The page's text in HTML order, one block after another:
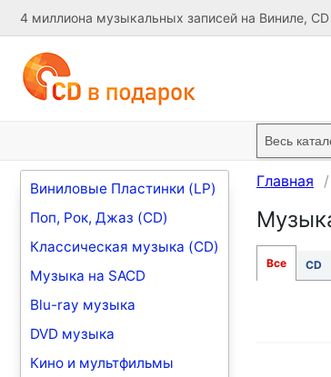
4 миллиона музыкальных записей на Виниле, CD
Виниловые Пластинки (LP)
Поп, Рок, Джаз (CD)
Классическая музыка (CD)
Музыка на SACD
Blu-ray музыка
DVD музыка
Кино и мультфильмы
Главная
Все CD